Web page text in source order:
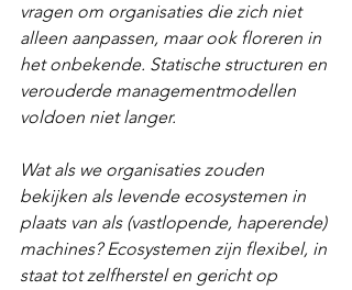
vragen om organisaties die zich niet
alleen aanpassen, maar ook floreren in
het onbekende. Statische structuren en
verouderde managementmodellen
voldoen niet langer.
Wat als we organisaties zouden
bekijken als levende ecosystemen in
plaats van als (vastlopende, haperende)
machines? Ecosystemen zijn flexibel, in
staat tot zelfherstel en gericht op